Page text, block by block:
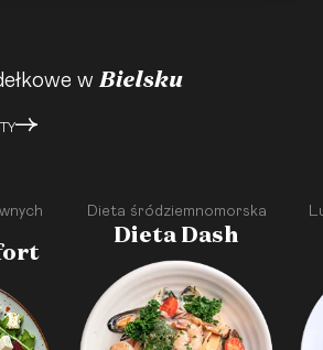
w Bielsku
Dieta śródziemnomorska
Dieta Dash
· · ·